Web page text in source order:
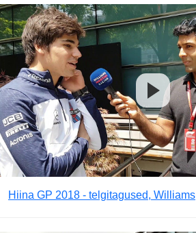
Hiina GP 2018 - telgitagused, Williams